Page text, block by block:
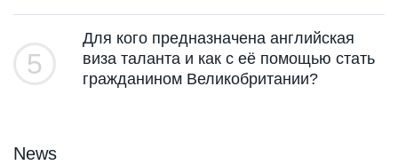
5
Для кого предназначена английская
виза таланта и как с её помощью стать
гражданином Великобритании?
News